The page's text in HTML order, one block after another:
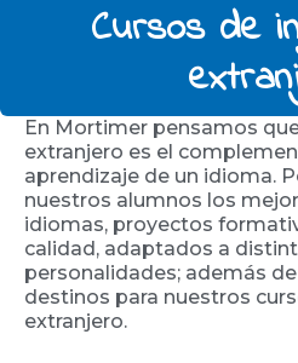
Cursos de
En Mortimer pensamos
extranjero es el
aprendizaje de un idioma.
nuestros alumnos los
idiomas, proyectos
calidad, adaptados a
personalidades; además
destinos para nuestros
extranjero.